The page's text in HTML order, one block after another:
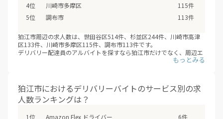
川崎市多摩区
115件
調布市
113件
狛江市周辺の求人数は、世田谷区514件、杉並区244件、川崎市高津
区133件、川崎市多摩区115件、調布市113件です。
デリバリー配達員のアルバイトを探すなら狛江市だけでなく、周辺エ
リアの世田谷区・杉並区・川崎市高津区・川崎市多摩区・調布市など
狛江市におけるデリバリーバイトのサービス別の求
人数ランキングは？
Amazon Flex ドライバー 6件